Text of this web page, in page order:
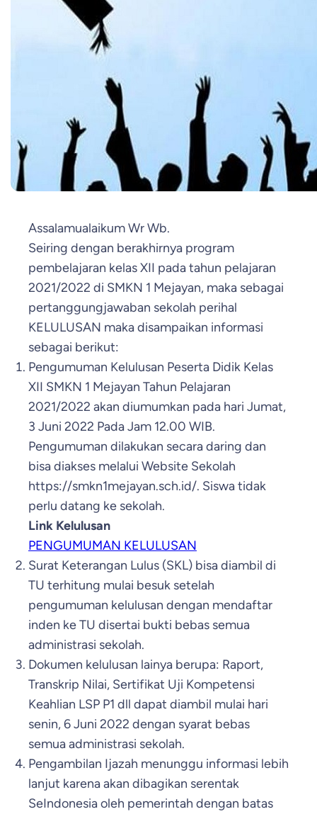
Assalamualaikum Wr Wb.
Seiring dengan berakhirnya program
pembelajaran kelas XII pada tahun pelajaran
2021/2022 di SMKN 1 Mejayan, maka sebagai
pertanggungjawaban sekolah perihal
KELULUSAN maka disampaikan informasi
sebagai berikut:
Pengumuman Kelulusan Peserta Didik Kelas
XII SMKN 1 Mejayan Tahun Pelajaran
2021/2022 akan diumumkan pada hari Jumat,
3 Juni 2022 Pada Jam 12.00 WIB.
Pengumuman dilakukan secara daring dan
bisa diakses melalui Website Sekolah
https://smkn1mejayan.sch.id/. Siswa tidak
perlu datang ke sekolah.
Link Kelulusan
PENGUMUMAN KELULUSAN
Surat Keterangan Lulus (SKL) bisa diambil di
TU terhitung mulai besuk setelah
pengumuman kelulusan dengan mendaftar
inden ke TU disertai bukti bebas semua
administrasi sekolah.
Dokumen kelulusan lainya berupa: Raport,
Transkrip Nilai, Sertifikat Uji Kompetensi
Keahlian LSP P1 dll dapat diambil mulai hari
senin, 6 Juni 2022 dengan syarat bebas
semua administrasi sekolah.
Pengambilan Ijazah menunggu informasi lebih
lanjut karena akan dibagikan serentak
SeIndonesia oleh pemerintah dengan batas